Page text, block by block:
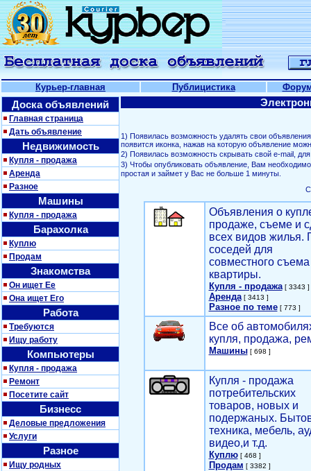
Курьер-главная Публицистика
Доска объявлений
Главная страница
Дать объявление
Недвижимость
Купля - продажа
Аренда
Разное
Машины
Купля - продажа
Барахолка
Куплю
Продам
Знакомства
Он ищет Ее
Она ищет Его
Работа
Требуются
Ищу работу
Компьютеры
Купля - продажа
Ремонт
Посетите сайт
Бизнесс
Деловые предложения
Услуги
Разное
Ищу родных
1) Появилась возможность удалять свои
появится иконка, нажав на которую объявление
2) Появилась возможность скрывать свой е-mail,
3) Чтобы опубликовать объявление, Вам
простая и займет у Вас не больше 1 минуты.
Объявления о
продаже, съеме и
всех видов жилья.
соседей для
совместного съема
квартиры.
Купля - продажа[ 3343 ]
Аренда[ 3413 ]
Разное по теме[ 773 ]
Все об
купля, продажа,
Машины[ 698 ]
Купля - продажа
потребительских
товаров, новых и
подержаных.
техника, мебель,
видео,и т.д.
Куплю[ 468 ]
Продам [ 3382 ]